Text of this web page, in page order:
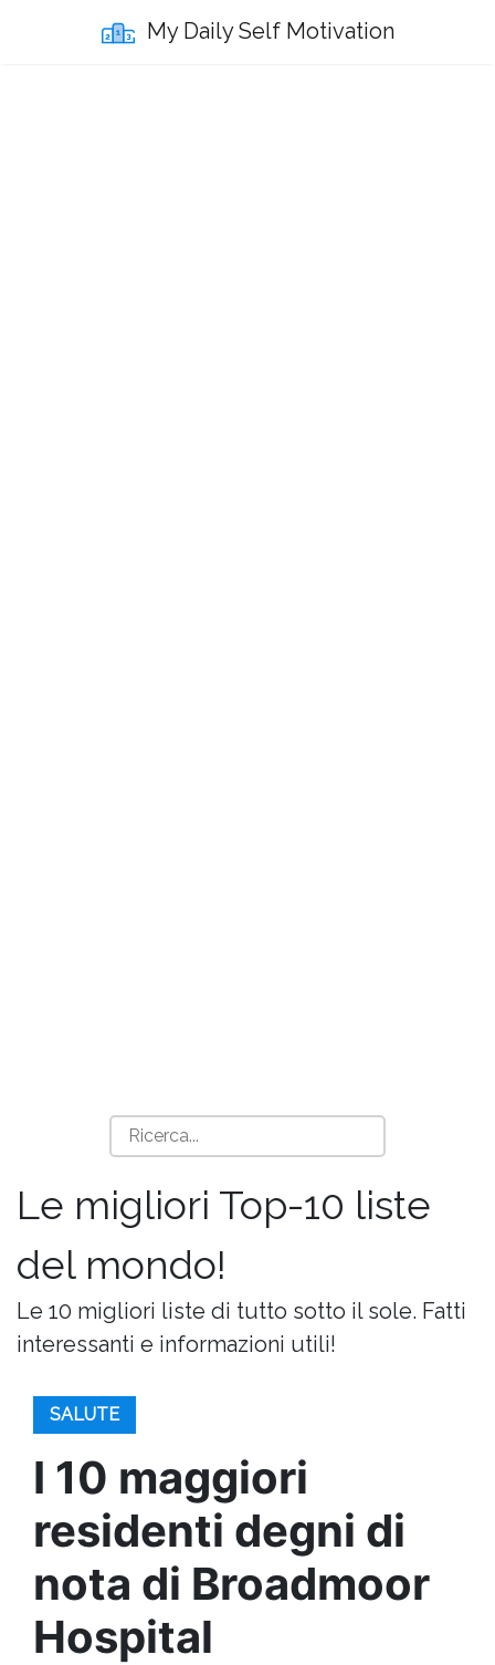
My Daily Self Motivation
Le migliori Top-10 liste
del mondo!
Le 10 migliori liste di tutto sotto il sole. Fatti
interessanti e informazioni utili!
SALUTE
I 10 maggiori
residenti degni di
nota di Broadmoor
Hospital